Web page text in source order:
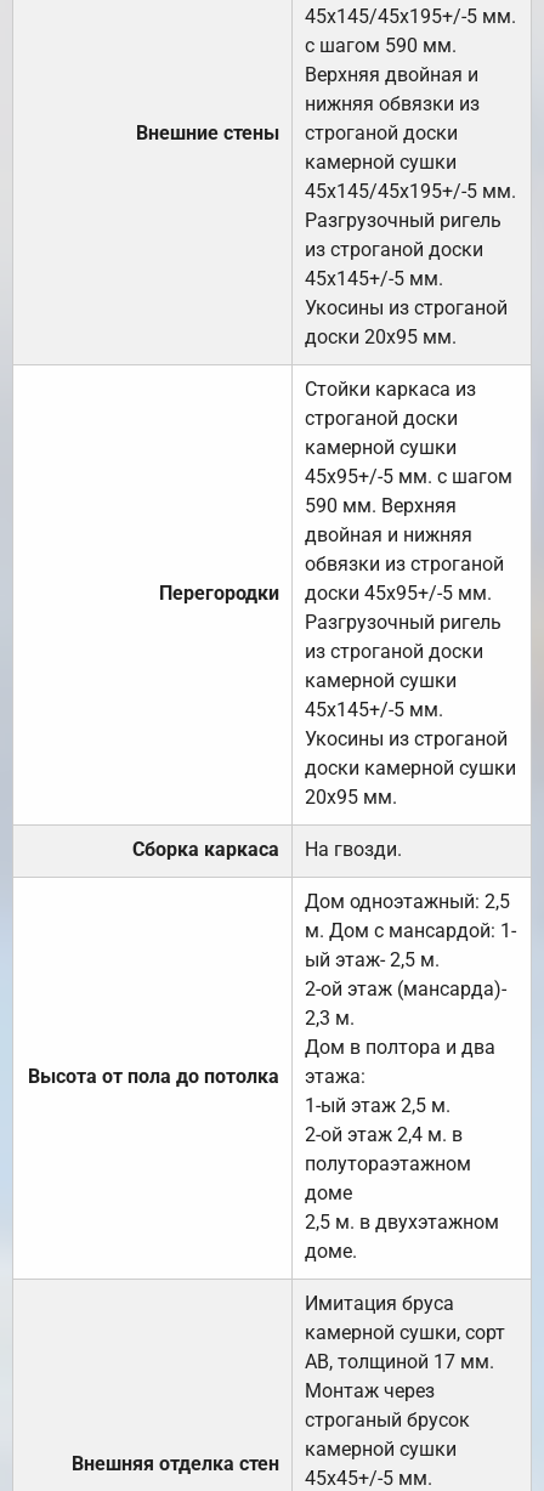
Внешние стены
45х145/45х195+/-5 мм.
с шагом 590 мм.
Верхняя двойная и
нижняя обвязки из
строганой доски
камерной сушки
45х145/45х195+/-5 мм.
Разгрузочный ригель
из строганой доски
45х145+/-5 мм.
Укосины из строганой
доски 20х95 мм.
Перегородки
Стойки каркаса из
строганой доски
камерной сушки
45х95+/-5 мм. с шагом
590 мм. Верхняя
двойная и нижняя
обвязки из строганой
доски 45х95+/-5 мм.
Разгрузочный ригель
из строганой доски
камерной сушки
45х145+/-5 мм.
Укосины из строганой
доски камерной сушки
20х95 мм.
Сборка каркаса На гвозди.
Высота от пола до потолка
Дом одноэтажный: 2,5
м. Дом с мансардой: 1-
ый этаж- 2,5 м.
2-ой этаж (мансарда)-
2,3 м.
Дом в полтора и два
этажа:
1-ый этаж 2,5 м.
2-ой этаж 2,4 м. в
полутораэтажном
доме
2,5 м. в двухэтажном
доме.
Внешняя отделка стен
Имитация бруса
камерной сушки, сорт
АВ, толщиной 17 мм.
Монтаж через
строганый брусок
камерной сушки
45х45+/-5 мм.